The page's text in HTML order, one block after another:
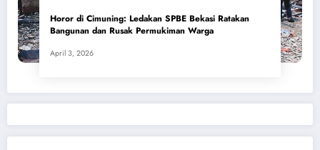
Horor di Cimuning: Ledakan SPBE Bekasi Ratakan
Bangunan dan Rusak Permukiman Warga
April 3, 2026